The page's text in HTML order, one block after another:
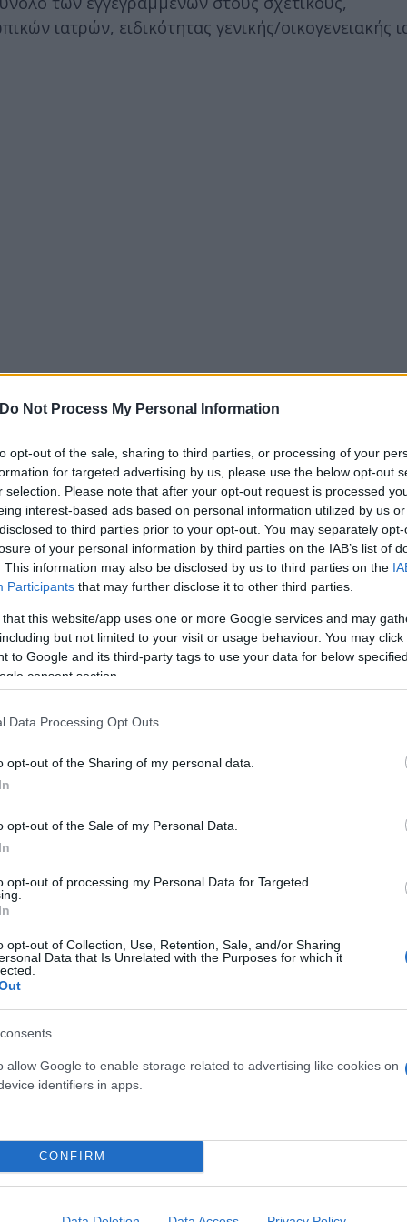
Do Not Process My Personal Information
opt-out of the sale, sharing to third parties, or processing of your
for targeted advertising by us, please use the below opt-out
selection. Please note that after your opt-out request is processed
interest-based ads based on personal information utilized by us
to third parties prior to your opt-out. You may separately
of your personal information by third parties on the IAB’s list of
This information may also be disclosed by us to third parties on the
Participants that may further disclose it to other third parties.
that this website/app uses one or more Google services and may
but not limited to your visit or usage behaviour. You may
to Google and its third-party tags to use your data for below
consent section.
Data Processing Opt Outs
opt-out of the Sharing of my personal data.
opt-out of the Sale of my Personal Data.
opt-out of processing my Personal Data for Targeted
opt-out of Collection, Use, Retention, Sale, and/or Sharing
Data that Is Unrelated with the Purposes for which it
allow Google to enable storage related to advertising like cookies on
identifiers in apps.
CONFIRM
ιατρών, ειδικότητας γενικής/οικογενειακής
όσα θα ισχύσουν μέσα από 10
μαζικής προσέλευσης στα νοσοκομεία που
ασθενείς. Τέσσερις στους δέκα
να αντιμετωπιστεί από τους γιατρούς
φροντίδα στο άτομο με σκοπό την πρόληψη
την επίσκεψη για εξέταση, τη
ειδικούς γιατρούς ή για νοσηλεία όταν υπάρχει
γιατρό;
θα συμμετέχουν ως προσωπικοί ιατροί στην
ΤΟΜΥ, συμβεβλημένοι ιατροί με τον ΕΟΠΥΥ ή και
ιατροί, θα μπορεί να επιλέξει και ιατρό
τεχνολογίας.
είτε από τον πολίτη μέσω της